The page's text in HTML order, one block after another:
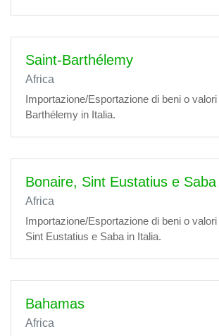
Saint-Barthélemy
Africa
Importazione/Esportazione di beni o
Barthélemy in Italia.
Bonaire, Sint Eustatius e Saba
Africa
Importazione/Esportazione di beni o
Sint Eustatius e Saba in Italia.
Bahamas
Africa